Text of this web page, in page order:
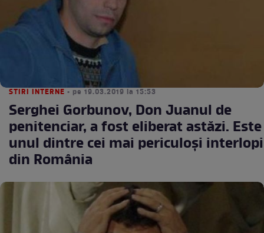
STIRI INTERNE • pe 19.03.2019 la 15:53
Serghei Gorbunov, Don Juanul de
penitenciar, a fost eliberat astăzi. Este
unul dintre cei mai periculoşi interlopi
din România